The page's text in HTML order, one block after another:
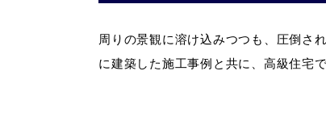
周りの景観に溶け込みつつも、圧倒さ
に建築した施工事例と共に、高級住宅